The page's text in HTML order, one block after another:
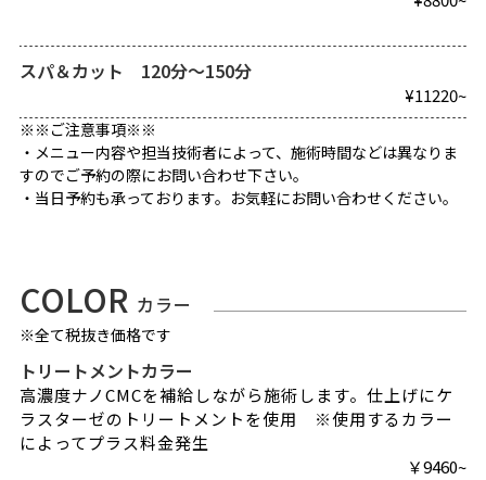
スパ＆カット 120分～150分
¥11220~
※※ご注意事項※※
・メニュー内容や担当技術者によって、施術時間などは異なりま
すのでご予約の際にお問い合わせ下さい。
・当日予約も承っております。お気軽にお問い合わせください。
COLOR カラー
※全て税抜き価格です
トリートメントカラー
高濃度ナノCMCを補給しながら施術します。仕上げにケ
ラスターゼのトリートメントを使用 ※使用するカラー
によってプラス料金発生
￥9460~